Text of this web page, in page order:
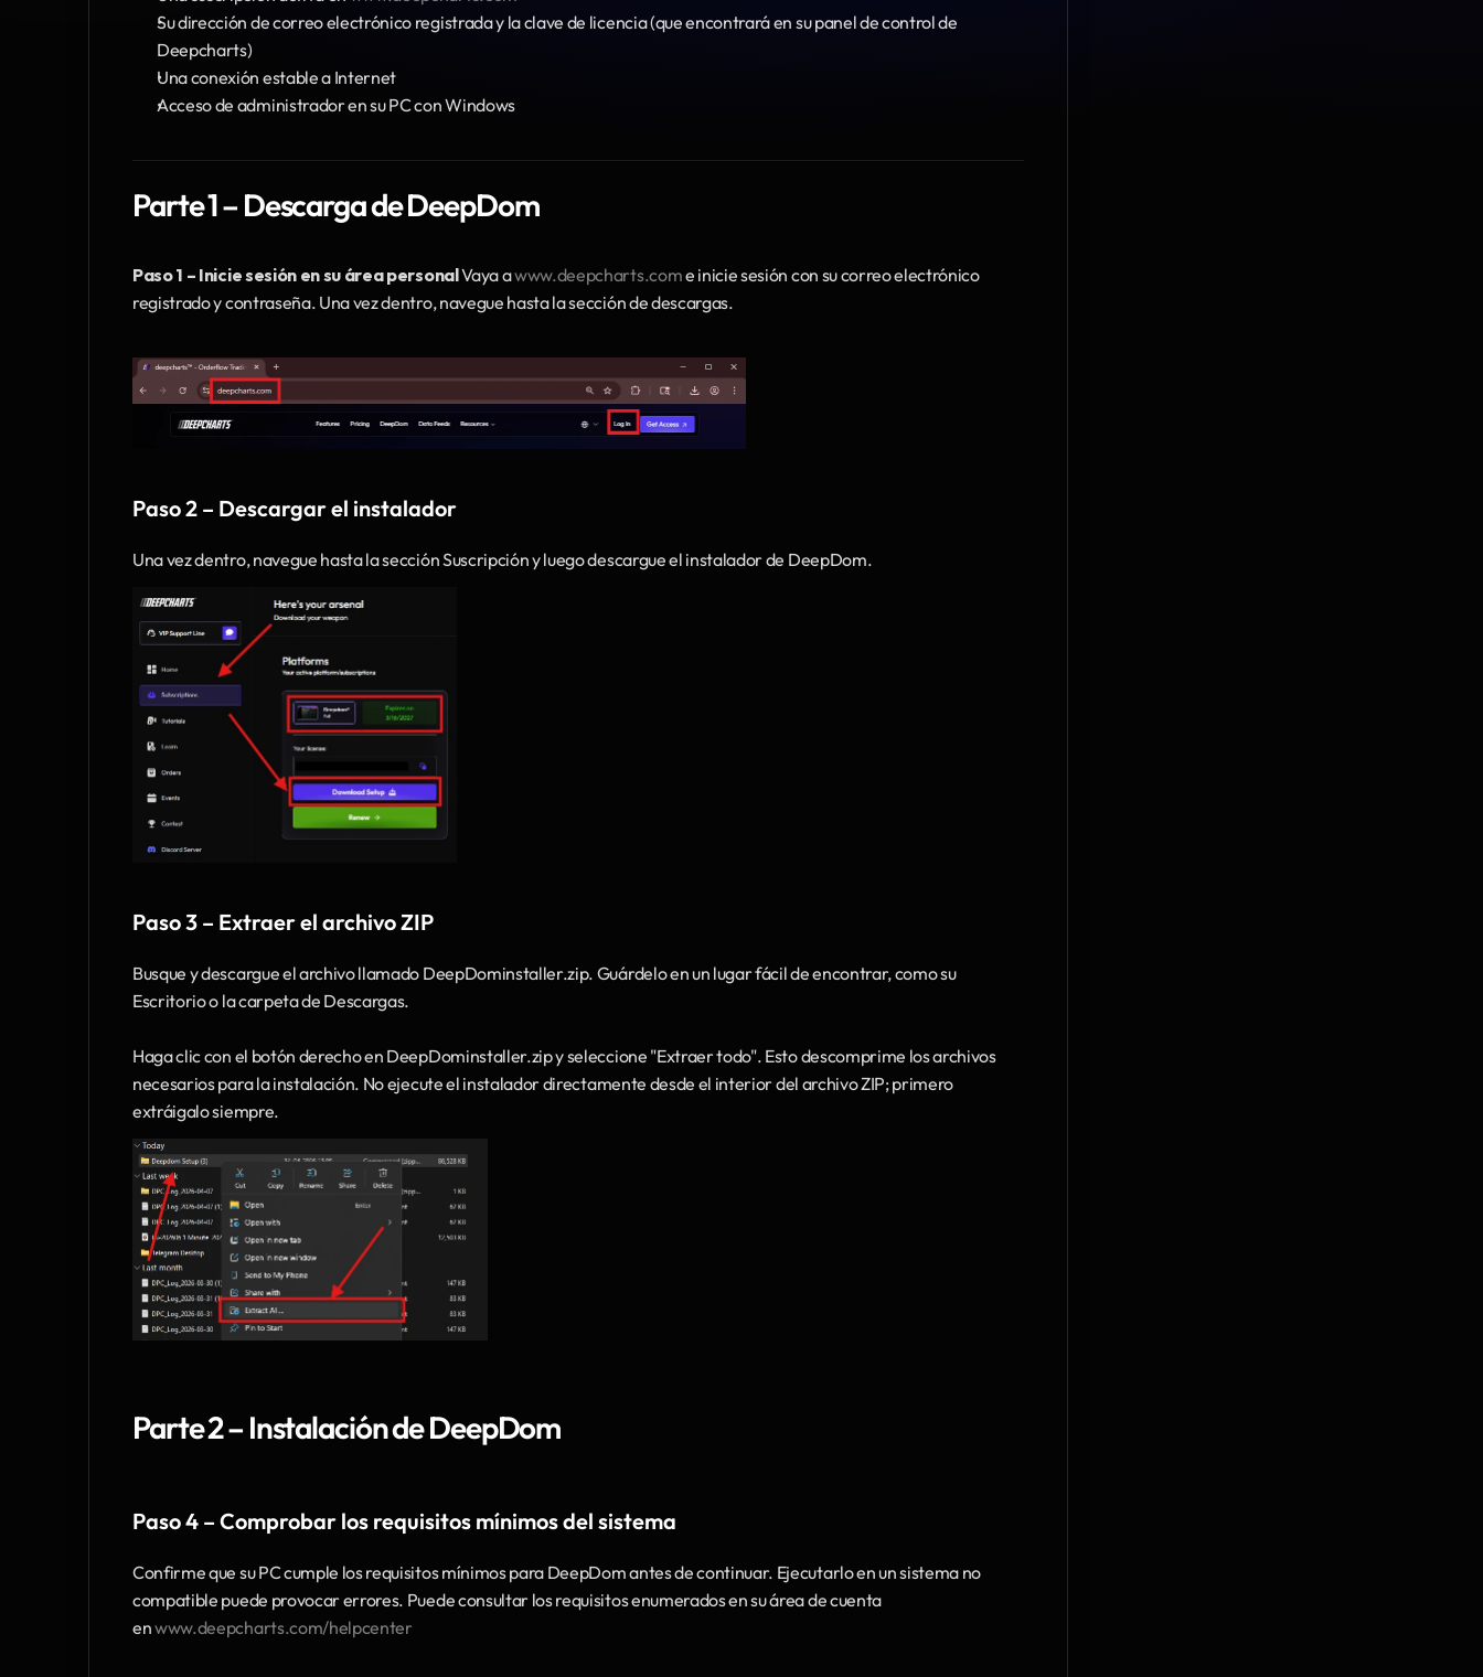
Su dirección de correo electrónico registrada y la clave de licencia (que encontrará en su panel de control de
Deepcharts)
Una conexión estable a Internet
Acceso de administrador en su PC con Windows
Parte 1 – Descarga de DeepDom
Paso 1 – Inicie sesión en su área personal Vaya a www.deepcharts.com e inicie sesión con su correo electrónico
registrado y contraseña. Una vez dentro, navegue hasta la sección de descargas.
Paso 2 – Descargar el instalador
Una vez dentro, navegue hasta la sección Suscripción y luego descargue el instalador de DeepDom.
Paso 3 – Extraer el archivo ZIP
Busque y descargue el archivo llamado DeepDominstaller.zip. Guárdelo en un lugar fácil de encontrar, como su
Escritorio o la carpeta de Descargas.
Haga clic con el botón derecho en DeepDominstaller.zip y seleccione "Extraer todo". Esto descomprime los archivos
necesarios para la instalación. No ejecute el instalador directamente desde el interior del archivo ZIP; primero
extráigalo siempre.
Parte 2 – Instalación de DeepDom
Paso 4 – Comprobar los requisitos mínimos del sistema
Confirme que su PC cumple los requisitos mínimos para DeepDom antes de continuar. Ejecutarlo en un sistema no
compatible puede provocar errores. Puede consultar los requisitos enumerados en su área de cuenta
en www.deepcharts.com/helpcenter